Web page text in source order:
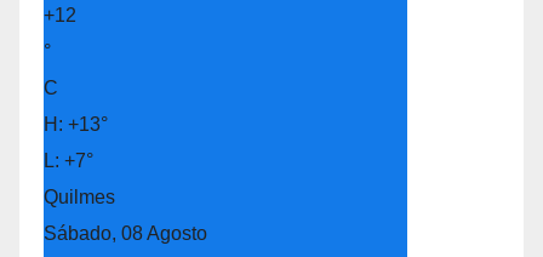
+12
°
C
H: +13°
L: +7°
Quilmes
Sábado, 08 Agosto